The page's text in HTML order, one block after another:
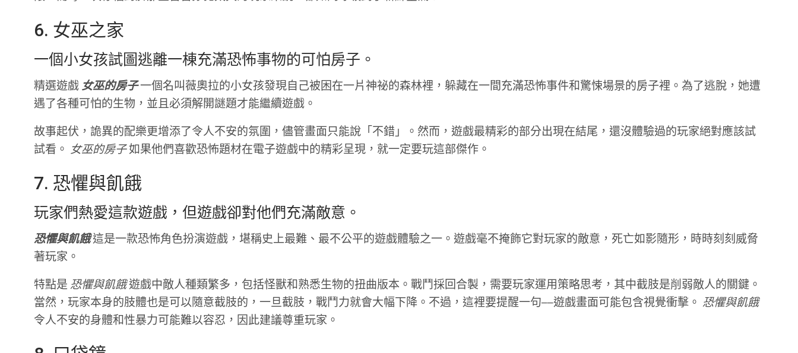
6. 女巫之家
一個小女孩試圖逃離一棟充滿恐怖事物的可怕房子。
精選遊戲 女巫的房子一個名叫薇奧拉的小女孩發現自己被困在一片神祕的森林裡，躲藏在一間充滿恐怖事件和驚悚場景的房子裡。為了逃脫，她遭
遇了各種可怕的生物，並且必須解開謎題才能繼續遊戲。
故事起伏，詭異的配樂更增添了令人不安的氛圍，儘管畫面只能說「不錯」。然而，遊戲最精彩的部分出現在結尾，還沒體驗過的玩家絕對應該試
試看。
女巫的房子如果他們喜歡恐怖題材在電子遊戲中的精彩呈現，就一定要玩這部傑作。
7. 恐懼與飢餓
玩家們熱愛這款遊戲，但遊戲卻對他們充滿敵意。
恐懼與飢餓這是一款恐怖角色扮演遊戲，堪稱史上最難、最不公平的遊戲體驗之一。遊戲毫不掩飾它對玩家的敵意，死亡如影隨形，時時刻刻威脅
著玩家。
特點是 恐懼與飢餓遊戲中敵人種類繁多，包括怪獸和熟悉生物的扭曲版本。戰鬥採回合製，需要玩家運用策略思考，其中截肢是削弱敵人的關鍵。
當然，玩家本身的肢體也是可以隨意截肢的，一旦截肢，戰鬥力就會大幅下降。不過，這裡要提醒一句──遊戲畫面可能包含視覺衝擊。 恐懼與飢餓
令人不安的身體和性暴力可能難以容忍，因此建議尊重玩家。